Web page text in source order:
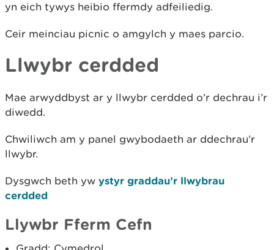
yn eich tywys heibio ffermdy adfeiliedig.
Ceir meinciau picnic o amgylch y maes parcio.
Llwybr cerdded
Mae arwyddbyst ar y llwybr cerdded o’r dechrau i’r
diwedd.
Chwiliwch am y panel gwybodaeth ar ddechrau’r
llwybr.
Dysgwch beth yw ystyr graddau’r llwybrau
cerdded
Llywbr Fferm Cefn